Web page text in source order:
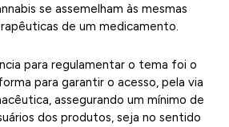
se assemelham às mesmas
de um medicamento.
para regulamentar o tema foi o
para garantir o acesso, pela via
assegurando um mínimo de
dos produtos, seja no sentido